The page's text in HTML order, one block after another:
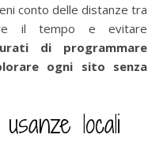
conto delle distanze tra
il tempo e evitare
di programmare
ogni sito senza
locali